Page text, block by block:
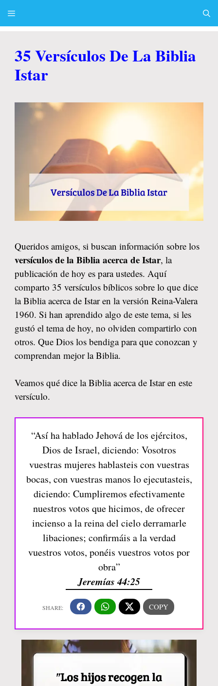
35 Versículos De La Biblia
Istar
Queridos amigos, si buscan información sobre los
versículos de la Biblia acerca de Istar, la
publicación de hoy es para ustedes. Aquí
comparto 35 versículos bíblicos sobre lo que dice
la Biblia acerca de Istar en la versión Reina-Valera
1960. Si han aprendido algo de este tema, si les
gustó el tema de hoy, no olviden compartirlo con
otros. Que Dios los bendiga para que conozcan y
comprendan mejor la Biblia.
Veamos qué dice la Biblia acerca de Istar en este
versículo.
“Así ha hablado Jehová de los ejércitos,
Dios de Israel, diciendo: Vosotros
vuestras mujeres hablasteis con vuestras
bocas, con vuestras manos lo ejecutasteis,
diciendo: Cumpliremos efectivamente
nuestros votos que hicimos, de ofrecer
incienso a la reina del cielo derramarle
libaciones; confirmáis a la verdad
vuestros votos, ponéis vuestros votos por
obra”
Jeremías 44:25